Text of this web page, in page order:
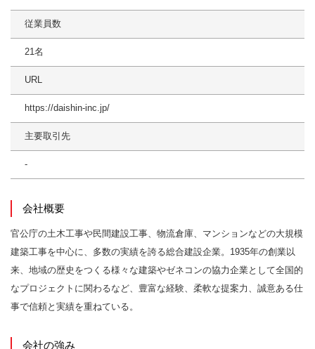
従業員数
21名
URL
https://daishin-inc.jp/
主要取引先
-
会社概要
官公庁の土木工事や民間建設工事、物流倉庫、マンションなどの大規模
建築工事を中心に、多数の実績を誇る総合建設企業。1935年の創業以
来、地域の歴史をつくる様々な建築やゼネコンの協力企業として全国的
なプロジェクトに関わるなど、豊富な経験、柔軟な提案力、誠意ある仕
事で信頼と実績を重ねている。
会社の強み